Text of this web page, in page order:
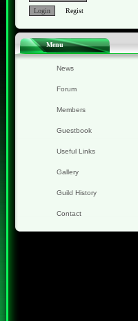
Regist
Menu
News
Forum
Members
Guestbook
Useful Links
Gallery
Guild History
Contact